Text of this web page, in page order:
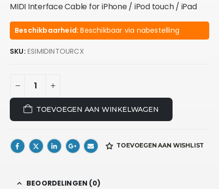
MIDI Interface Cable for iPhone / iPod touch / iPad
Beschikbaarheid:Beschikbaar via nabestelling
SKU: ESIMIDINTOURCX
TOEVOEGEN AAN WINKELWAGEN
TOEVOEGEN AAN WISHLIST
BEOORDELINGEN (0)